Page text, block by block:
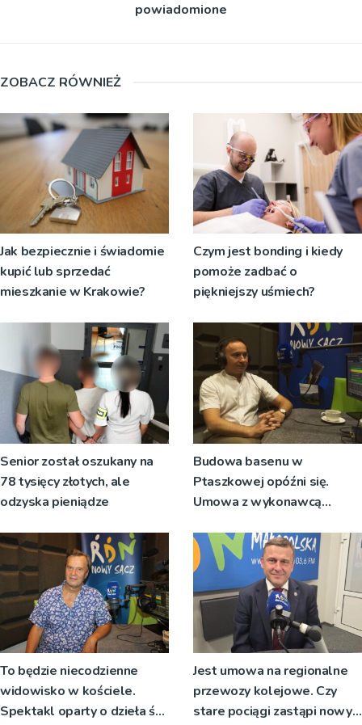
powiadomione
ZOBACZ RÓWNIEŻ
Jak bezpiecznie i świadomie
kupić lub sprzedać
mieszkanie w Krakowie?
Czym jest bonding i kiedy
pomoże zadbać o
piękniejszy uśmiech?
Senior został oszukany na
78 tysięcy złotych, ale
odzyska pieniądze
Budowa basenu w
Ptaszkowej opóźni się.
Umowa z wykonawcą
zostanie podpisana
To będzie niecodzienne
widowisko w kościele.
Spektakl oparty o dzieła św.
Jest umowa na regionalne
przewozy kolejowe. Czy
stare pociągi zastąpi nowy